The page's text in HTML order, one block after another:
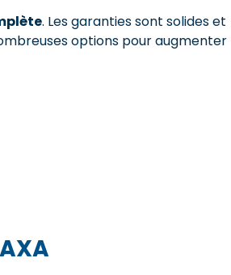
. Les garanties sont solides et
options pour augmenter